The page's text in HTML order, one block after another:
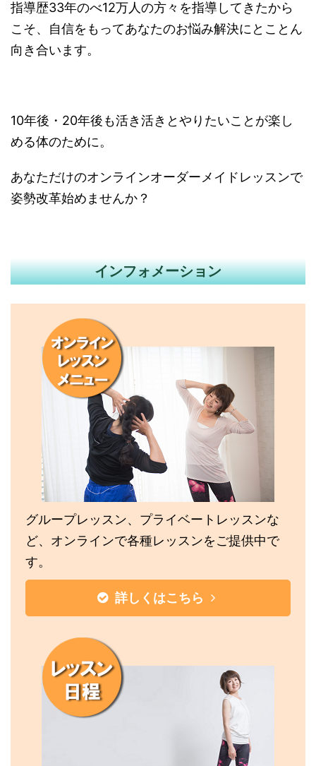
指導歴33年のべ12万人の方々を指導してきたから
こそ、自信をもってあなたのお悩み解決にとことん
向き合います。
10年後・20年後も活き活きとやりたいことが楽し
める体のために。
あなただけのオンラインオーダーメイドレッスンで
姿勢改革始めませんか？
インフォメーション
グループレッスン、プライベートレッスンな
ど、オンラインで各種レッスンをご提供中で
す。
詳しくはこちら